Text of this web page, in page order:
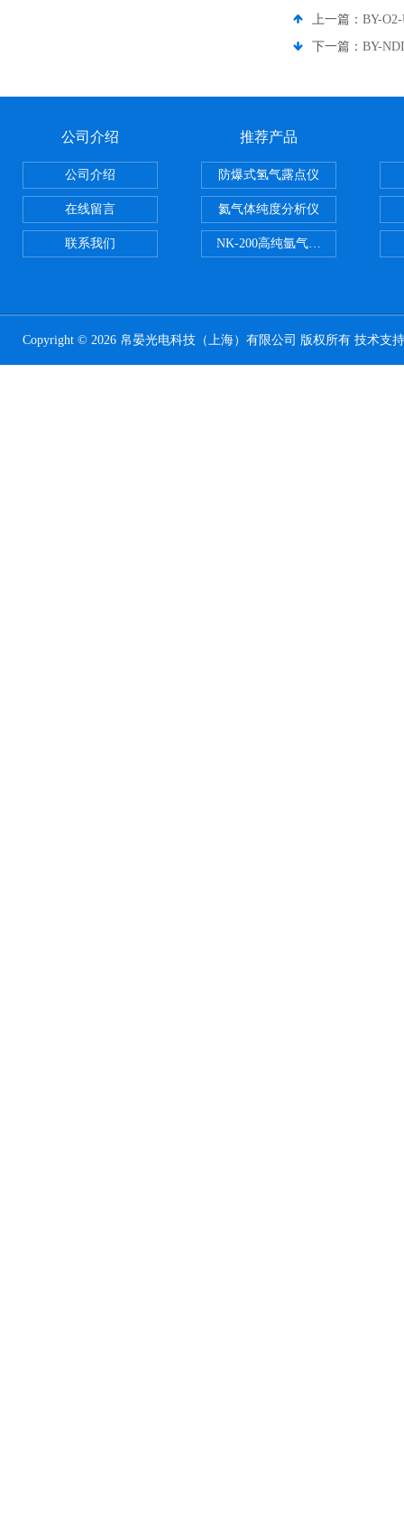
上一篇： BY-
下一篇： BY-
公司介绍
公司介绍
在线留言
联系我们
推荐产品
防爆式氢气露点仪
氦气体纯度分析仪
NK-200高纯氩气纯度分析仪
Copyright © 2026 帛晏光电科技（上海）有限公司 版权所有 技术支